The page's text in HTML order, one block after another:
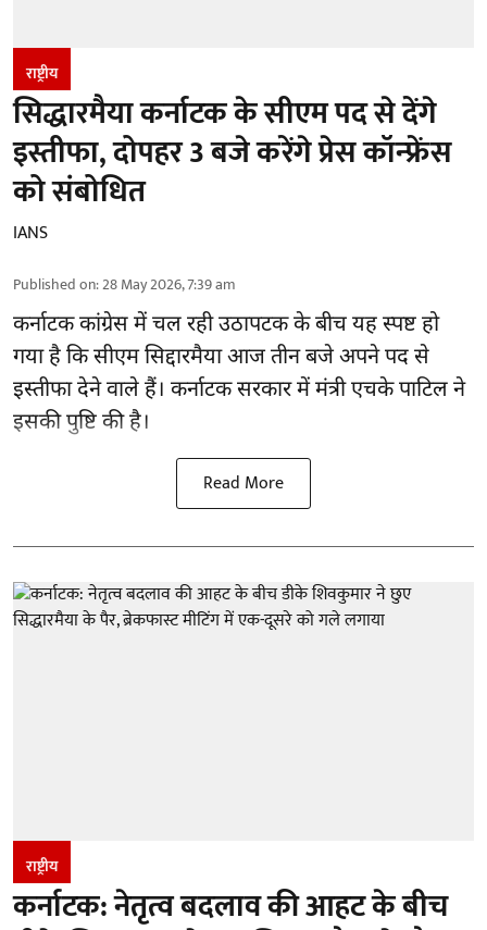
राष्ट्रीय
सिद्धारमैया कर्नाटक के सीएम पद से देंगे
इस्तीफा, दोपहर 3 बजे करेंगे प्रेस कॉन्फ्रेंस
को संबोधित
IANS
Published on:28 May 2026, 7:39 am
कर्नाटक कांग्रेस में चल रही उठापटक के बीच यह स्पष्ट हो
गया है कि सीएम सिद्दारमैया आज तीन बजे अपने पद से
इस्तीफा देने वाले हैं। कर्नाटक सरकार में मंत्री एचके पाटिल ने
इसकी पुष्टि की है।
Read More
राष्ट्रीय
कर्नाटक: नेतृत्व बदलाव की आहट के बीच